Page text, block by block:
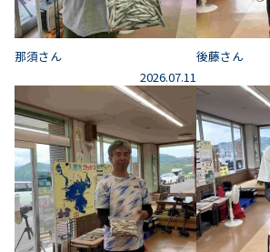
那須さん
2026.07.11
後藤さん